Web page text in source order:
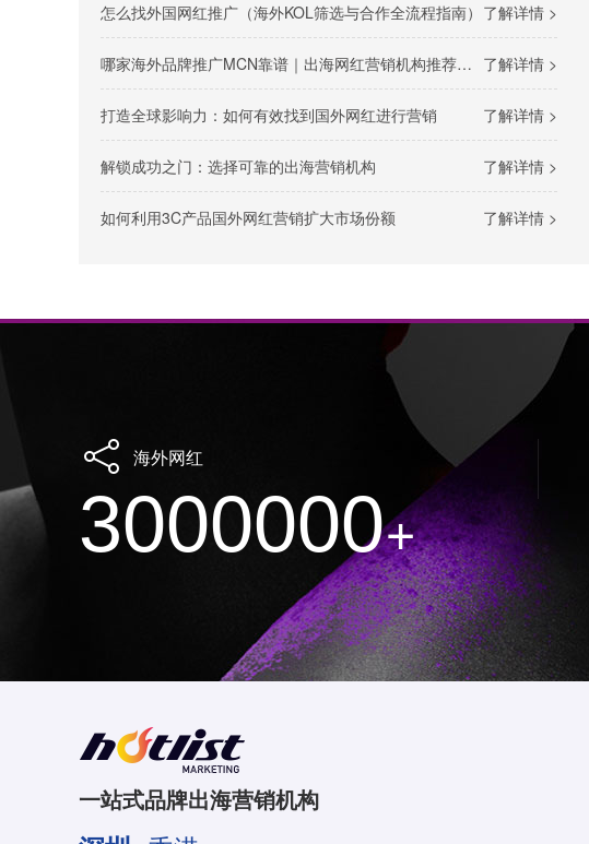
了解详情 >
怎么找外国网红推广（海外KOL筛选与合作全流程指南）
了解详情 >
哪家海外品牌推广MCN靠谱｜出海网红营销机构推荐指南
了解详情 >
打造全球影响力：如何有效找到国外网红进行营销
了解详情 >
解锁成功之门：选择可靠的出海营销机构
了解详情 >
如何利用3C产品国外网红营销扩大市场份额
海外网红
3000000+
一站式品牌出海营销机构